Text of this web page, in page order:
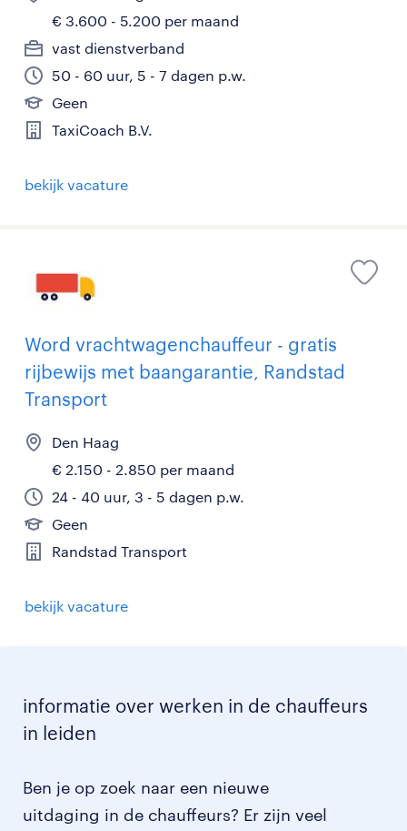
€ 3.600 - 5.200 per maand
vast dienstverband
50 - 60 uur, 5 - 7 dagen p.w.
Geen
TaxiCoach B.V.
bekijk vacature
Word vrachtwagenchauffeur - gratis
rijbewijs met baangarantie, Randstad
Transport
Den Haag
€ 2.150 - 2.850 per maand
24 - 40 uur, 3 - 5 dagen p.w.
Geen
Randstad Transport
bekijk vacature
informatie over werken in de chauffeurs
in leiden
Ben je op zoek naar een nieuwe
uitdaging in de chauffeurs? Er zijn veel